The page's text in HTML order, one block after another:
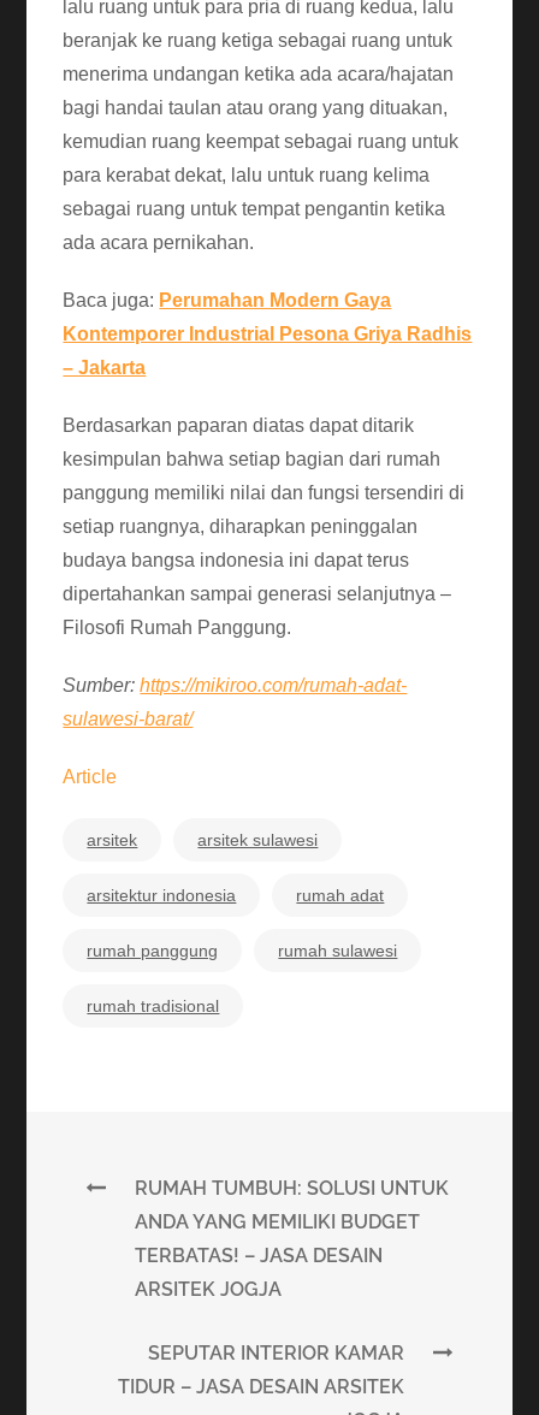
lalu ruang untuk para pria di ruang kedua, lalu
beranjak ke ruang ketiga sebagai ruang untuk
menerima undangan ketika ada acara/hajatan
bagi handai taulan atau orang yang dituakan,
kemudian ruang keempat sebagai ruang untuk
para kerabat dekat, lalu untuk ruang kelima
sebagai ruang untuk tempat pengantin ketika
ada acara pernikahan.
Baca juga: Perumahan Modern Gaya
Kontemporer Industrial Pesona Griya Radhis
– Jakarta
Berdasarkan paparan diatas dapat ditarik
kesimpulan bahwa setiap bagian dari rumah
panggung memiliki nilai dan fungsi tersendiri di
setiap ruangnya, diharapkan peninggalan
budaya bangsa indonesia ini dapat terus
dipertahankan sampai generasi selanjutnya –
Filosofi Rumah Panggung.
Sumber:https://mikiroo.com/rumah-adat-
sulawesi-barat/
Article
arsitek arsitek sulawesi
arsitektur indonesia rumah adat
rumah panggung rumah sulawesi
rumah tradisional
RUMAH TUMBUH: SOLUSI UNTUK
ANDA YANG MEMILIKI BUDGET
TERBATAS! – JASA DESAIN
ARSITEK JOGJA
SEPUTAR INTERIOR KAMAR
TIDUR – JASA DESAIN ARSITEK